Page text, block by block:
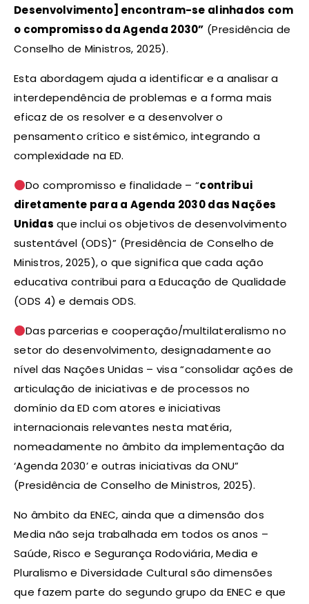
Desenvolvimento] encontram-se alinhados com
o compromisso da Agenda 2030” (Presidência de
Conselho de Ministros, 2025).
Esta abordagem ajuda a identificar e a analisar a
interdependência de problemas e a forma mais
eficaz de os resolver e a desenvolver o
pensamento crítico e sistémico, integrando a
complexidade na ED.
Do compromisso e finalidade – “contribui
diretamente para a Agenda 2030 das Nações
Unidas que inclui os objetivos de desenvolvimento
sustentável (ODS)” (Presidência de Conselho de
Ministros, 2025), o que significa que cada ação
educativa contribui para a Educação de Qualidade
(ODS 4) e demais ODS.
Das parcerias e cooperação/multilateralismo no
setor do desenvolvimento, designadamente ao
nível das Nações Unidas – visa “consolidar ações de
articulação de iniciativas e de processos no
domínio da ED com atores e iniciativas
internacionais relevantes nesta matéria,
nomeadamente no âmbito da implementação da
‘Agenda 2030’ e outras iniciativas da ONU”
(Presidência de Conselho de Ministros, 2025).
No âmbito da ENEC, ainda que a dimensão dos
Media não seja trabalhada em todos os anos –
Saúde, Risco e Segurança Rodoviária, Media e
Pluralismo e Diversidade Cultural são dimensões
que fazem parte do segundo grupo da ENEC e que